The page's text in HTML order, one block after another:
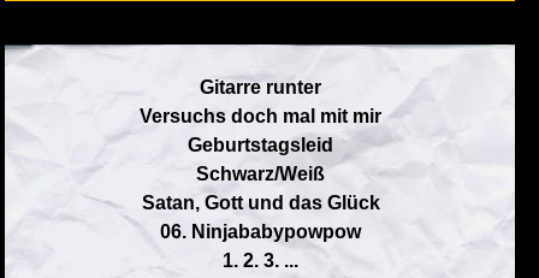
Gitarre runter
Versuchs doch mal mit mir
Geburtstagsleid
Schwarz/Weiß
Satan, Gott und das Glück
06. Ninjababypowpow
1. 2. 3. ...